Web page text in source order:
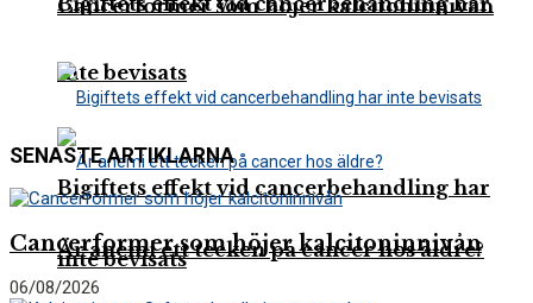
inte bevisats
Är anemi ett tecken på cancer hos äldre?
Cancerformer som höjer kalcitoninnivån
Bigiftets effekt vid cancerbehandling har
inte bevisats
SENASTE ARTIKLARNA
Cancerformer som höjer kalcitoninnivån
06/08/2026